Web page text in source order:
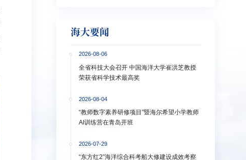
海大要闻
2026-08-06
全省科技大会召开 中国海洋大学崔洪芝教授
荣获省科学技术最高奖
2026-08-04
“教师数字素养研修项目”暨海尔希望小学教师
AI训练营在青岛开班
2026-07-29
“东方红2”海洋综合科考船大修建设成效考察